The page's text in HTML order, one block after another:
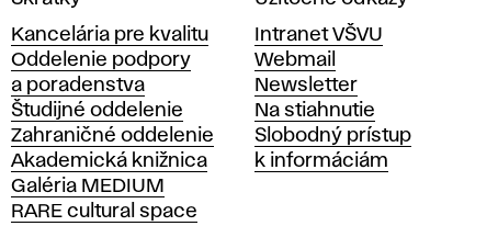
s
o
k
á
š
k
o
l
Kancelária pre kvalitu
Oddelenie podpory
a poradenstva
Študijné oddelenie
Zahraničné oddelenie
Akademická knižnica
Galéria MEDIUM
RARE cultural space
Intranet VŠVU
Webmail
Newsletter
Na stiahnutie
Slobodný prístup
k informáciám